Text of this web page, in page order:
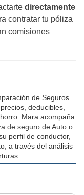
directamente
contratar tu póliza
comisiones
de Seguros
deducibles,
Mara acompaña
de seguro de Auto o
perfil de conductor,
a través del análisis